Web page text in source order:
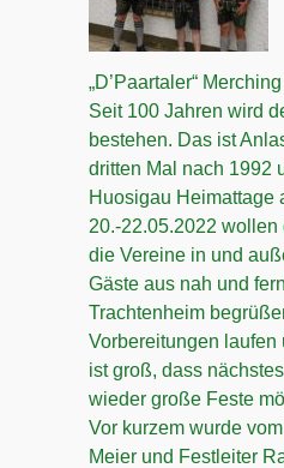
„D’Paartaler“
Seit 100 Jahren wird
bestehen. Das ist
dritten Mal nach 1992
Huosigau Heimattage
20.-22.05.2022 wollen
die Vereine in und
Gäste aus nah und
Trachtenheim
Vorbereitungen laufen
ist groß, dass
wieder große Feste
Vor kurzem wurde
Meier und Festleiter